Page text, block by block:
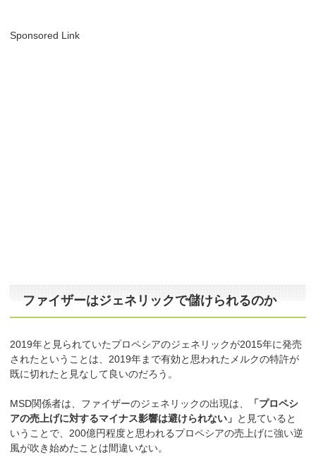
Sponsored Link
ファイザーはジェネリックで儲けられるのか
2019年と見られていたプロペシアのジェネリックが2015年に発売
されたということは、2019年まで有効と思われたメルクの特許が
既に切れたと見なして良いのだろう。
MSD関係者は、ファイザーのジェネリックの出現は、
「プロペシ
アの売上げに対するマイナス影響は避けられない」 と見ていると
いうことで、200億円程度と思われるプロペシアの売上げに強い逆
風が吹き始めたことは間違いない。